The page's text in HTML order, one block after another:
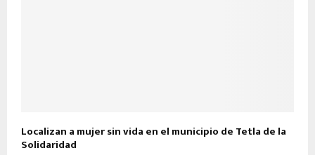
Localizan a mujer sin vida en el municipio de Tetla de la
Solidaridad